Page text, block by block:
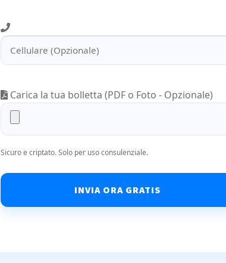
Carica la tua bolletta (PDF o Foto - Opzionale)
Sicuro e criptato. Solo per uso consulenziale.